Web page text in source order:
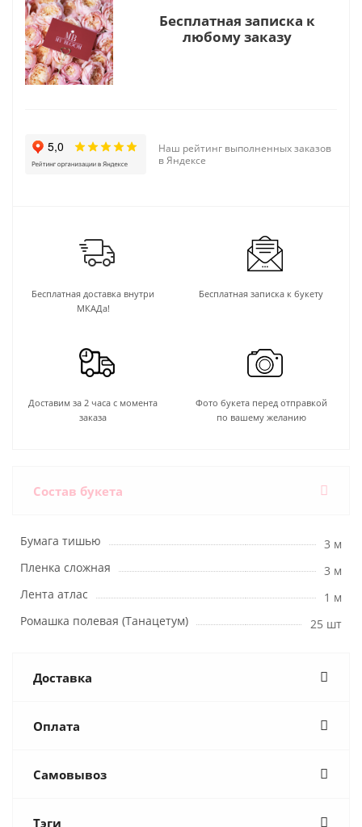
Бесплатная записка к
любому заказу
Наш рейтинг выполненных заказов
в Яндексе
Бесплатная доставка внутри
МКАДа!
Бесплатная записка к букету
Доставим за 2 часа с момента
заказа
Фото букета перед отправкой
по вашему желанию
Состав букета
Бумага тишью
3 м
Пленка сложная
3 м
Лента атлас
1 м
Ромашка полевая (Танацетум)
25 шт
Доставка
Оплата
Самовывоз
Тэги